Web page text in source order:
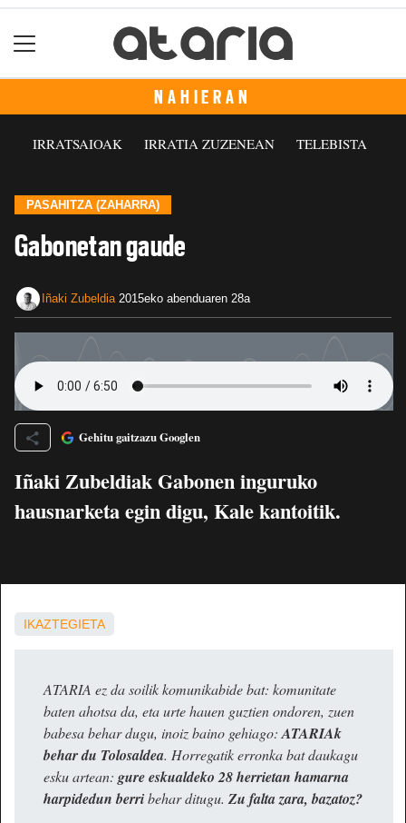
NAHIERAN
IRRATSAIOAK IRRATIA ZUZENEAN TELEBISTA
PASAHITZA (ZAHARRA)
Gabonetan gaude
Iñaki Zubeldia 2015eko abenduaren 28a
Gehitu gaitzazu Googlen
Iñaki Zubeldiak Gabonen inguruko
hausnarketa egin digu, Kale kantoitik.
IKAZTEGIETA
ATARIA ez da soilik komunikabide bat: komunitate
baten ahotsa da, eta urte hauen guztien ondoren, zuen
babesa behar dugu, inoiz baino gehiago:ATARIAk
behar du Tolosaldea. Horregatik erronka bat daukagu
esku artean: gure eskualdeko 28 herrietan hamarna
harpidedun berribehar ditugu. Zu falta zara, bazatoz?